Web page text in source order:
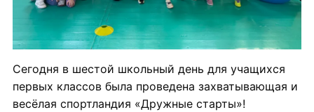
Сегодня в шестой школьный день для учащихся
первых классов была проведена захватывающая и
весёлая спортландия «Дружные старты»!